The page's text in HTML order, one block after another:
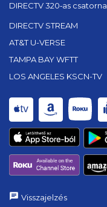
DIRECTV 320‑as csatorna
DIRECTV STREAM
AT&T U-VERSE
TAMPA BAY WFTT
LOS ANGELES KSCN-TV
Visszajelzés